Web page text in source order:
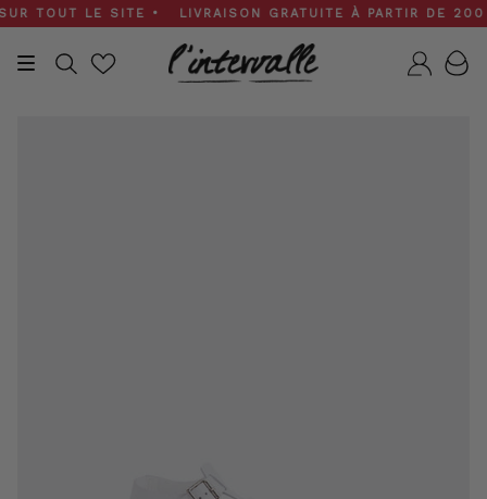
Skip
to
content
LE SITE • LIVRAISON GRATUITE À PARTIR DE 200
Recherche